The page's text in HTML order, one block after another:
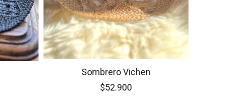
Sombrero Vichen
$52.900